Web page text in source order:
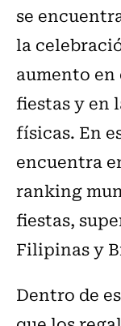
se
la
aumento
fiestas y en
físicas. En
encuentra
ranking
fiestas,
Filipinas y
Dentro de